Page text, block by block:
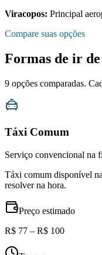
Viracopos: Principal
Compare suas opções
Formas de ir de
9 opções comparadas.
Táxi Comum
Serviço convencional na
Táxi comum disponível
resolver na hora.
Preço estimado
R$ 77 – R$ 100